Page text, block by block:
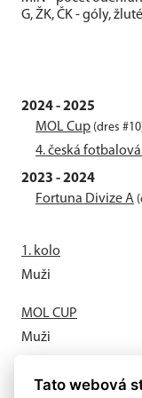
G, ŽK, ČK - góly,
2024 - 2025
MOL Cup (dres
4. česká
2023 - 2024
Fortuna Divize A
1. kolo
Muži
MOL CUP
Muži
Letní příprava
Tato webová